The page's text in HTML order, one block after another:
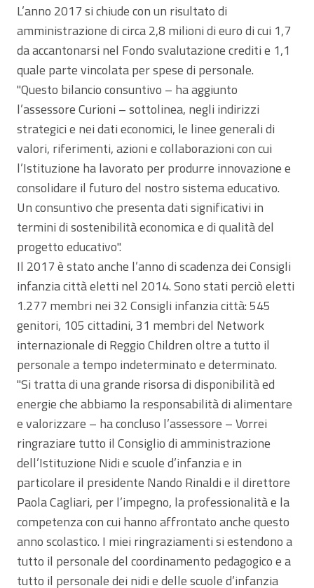
L’anno 2017 si chiude con un risultato di
amministrazione di circa 2,8 milioni di euro di cui 1,7
da accantonarsi nel Fondo svalutazione crediti e 1,1
quale parte vincolata per spese di personale.
"Questo bilancio consuntivo – ha aggiunto
l’assessore Curioni – sottolinea, negli indirizzi
strategici e nei dati economici, le linee generali di
valori, riferimenti, azioni e collaborazioni con cui
l’Istituzione ha lavorato per produrre innovazione e
consolidare il futuro del nostro sistema educativo.
Un consuntivo che presenta dati significativi in
termini di sostenibilità economica e di qualità del
progetto educativo".
Il 2017 è stato anche l’anno di scadenza dei Consigli
infanzia città eletti nel 2014. Sono stati perciò eletti
1.277 membri nei 32 Consigli infanzia città: 545
genitori, 105 cittadini, 31 membri del Network
internazionale di Reggio Children oltre a tutto il
personale a tempo indeterminato e determinato.
"Si tratta di una grande risorsa di disponibilità ed
energie che abbiamo la responsabilità di alimentare
e valorizzare – ha concluso l’assessore – Vorrei
ringraziare tutto il Consiglio di amministrazione
dell’Istituzione Nidi e scuole d’infanzia e in
particolare il presidente Nando Rinaldi e il direttore
Paola Cagliari, per l’impegno, la professionalità e la
competenza con cui hanno affrontato anche questo
anno scolastico. I miei ringraziamenti si estendono a
tutto il personale del coordinamento pedagogico e a
tutto il personale dei nidi e delle scuole d’infanzia